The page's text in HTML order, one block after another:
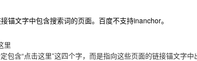
锚文字中包含搜索词的页面。百度不支持inanchor。
里
包含“点击这里”这四个字，而是指向这些页面的链接锚文字中